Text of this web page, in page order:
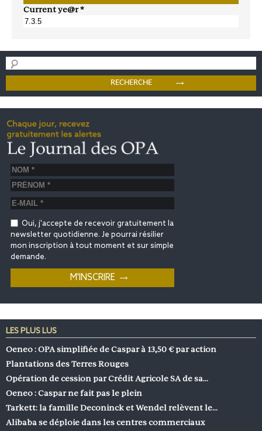
Current ye@r*
Oui, j'accepte de recevoir gratuitement la
newsletter quotidienne. Je pourrai résilier
mon inscription à tout moment et sur simple
demande.
LES PLUS LUS
Oeneo : OPA simplifiée de Caspar à 13,50 € par action
Plantations des Terres Rouges
Opération de cession par Crédit Agricole SA de sa…
Oeneo : Caspar ne fait pas le plein
Tarkett: la famille Deconinck et Wendel relèvent le…
Alibaba se déploie dans les centres commerciaux